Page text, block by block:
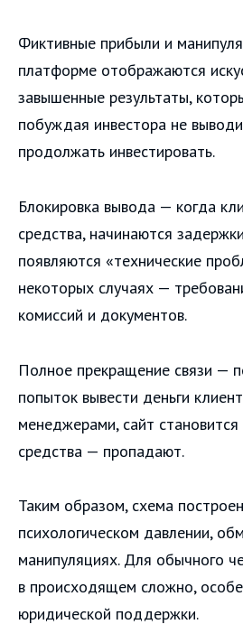
Фиктивные прибыли и
платформе отображаются
завышенные результаты,
побуждая инвестора не
продолжать инвестировать.
Блокировка вывода — когда
средства, начинаются
появляются «технические
некоторых случаях —
комиссий и документов.
Полное прекращение связи —
попыток вывести деньги
менеджерами, сайт становится
средства — пропадают.
Таким образом, схема
психологическом давлении,
манипуляциях. Для обычного
в происходящем сложно,
юридической поддержки.